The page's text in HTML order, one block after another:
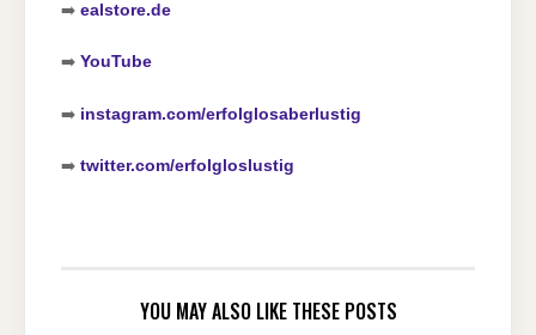
➡️ ealstore.de
➡️ YouTube
➡️ instagram.com/erfolglosaberlustig
➡️ twitter.com/erfolgloslustig
YOU MAY ALSO LIKE THESE POSTS